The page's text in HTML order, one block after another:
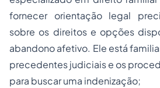
fornecer orientação legal
sobre os direitos e opções
abandono afetivo. Ele está
precedentes judiciais e os
para buscar uma indenização;